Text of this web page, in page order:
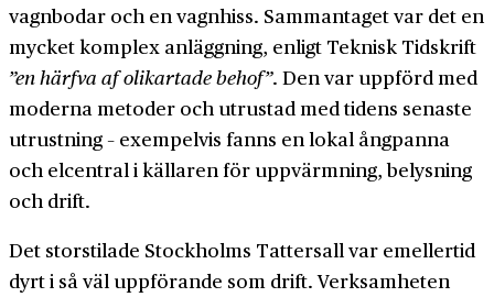
vagnbodar och en vagnhiss. Sammantaget var det en
mycket komplex anläggning, enligt Teknisk Tidskrift
”en härfva af olikartade behof”. Den var uppförd med
moderna metoder och utrustad med tidens senaste
utrustning – exempelvis fanns en lokal ångpanna
och elcentral i källaren för uppvärmning, belysning
och drift.
Det storstilade Stockholms Tattersall var emellertid
dyrt i så väl uppförande som drift. Verksamheten